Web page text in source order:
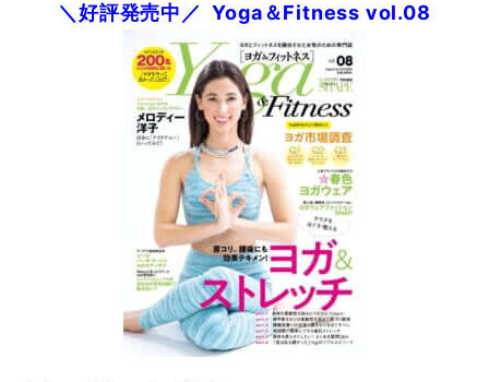
＼好評発売中／ Yoga＆Fitness vol.08